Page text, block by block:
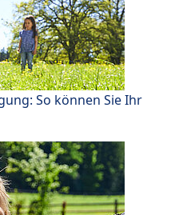
So können Sie Ihr